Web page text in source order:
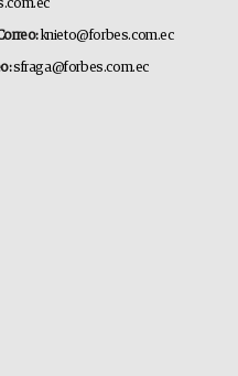
knieto@forbes.com.ec
sfraga@forbes.com.ec